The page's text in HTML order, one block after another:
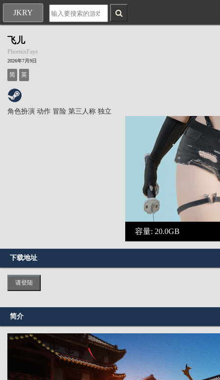
JKRY
飞儿
PhoenixFaye
2026年7月9日
简 英
角色扮演 动作 冒险 第三人称 独立
容量: 20.0GB
下载地址
请登陆
简介